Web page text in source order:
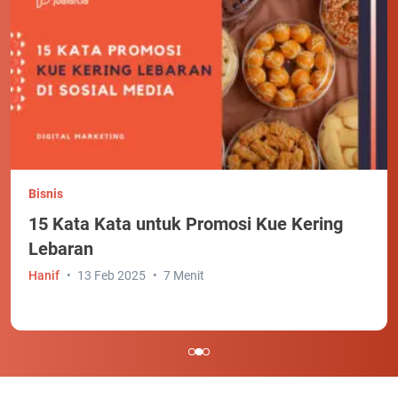
Bisnis
15 Kata Kata untuk Promosi Kue Kering
Lebaran
Hanif 13 Feb 2025 7 Menit